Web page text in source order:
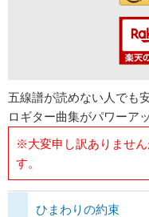
五線譜が読めない人でも
ロギター曲集がパワーア
※大変申し訳ありませ
す。
ひまわりの約束